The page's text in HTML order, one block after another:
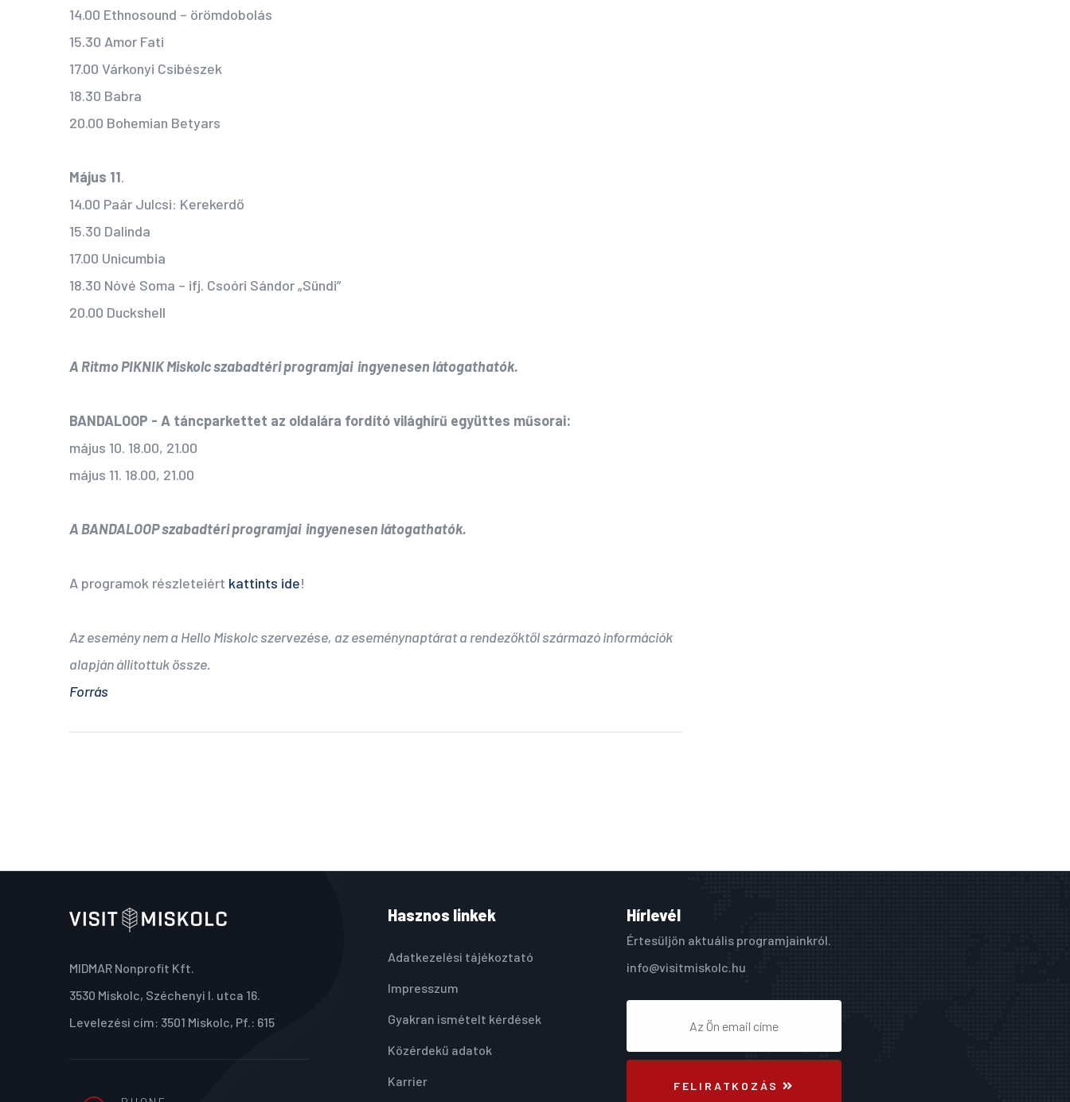
14.00 Ethnosound – örömdobolás
15.30 Amor Fati
17.00 Várkonyi Csibészek
18.30 Babra
20.00 Bohemian Betyars
Május 11.
14.00 Paár Julcsi: Kerekerdő
15.30 Dalinda
17.00 Unicumbia
18.30 Nóvé Soma – ifj. Csoóri Sándor „Sündi”
20.00 Duckshell
A Ritmo PIKNIK Miskolc szabadtéri programjaiingyenesenlátogathatók.
BANDALOOP - A táncparkettet az oldalára fordító világhírű együttes műsorai:
május 10. 18.00, 21.00
május 11. 18.00, 21.00
A BANDALOOP szabadtéri programjaiingyenesenlátogathatók.
A programok részleteiért kattints ide!
Az esemény nem a Hello Miskolc szervezése, az eseménynaptárat a rendezőktől származó információk
alapján állítottuk össze.
Forrás
MIDMAR Nonprofit Kft.
3530 Miskolc, Széchenyi I. utca 16.
Levelezési cím: 3501 Miskolc, Pf.: 615
Hasznos linkek
Adatkezelési tájékoztató
Impresszum
Gyakran ismételt kérdések
Közérdekű adatok
Karrier
Hírlevél
Értesüljön aktuális programjainkról.
info@visitmiskolc.hu
FELIRATKOZÁS